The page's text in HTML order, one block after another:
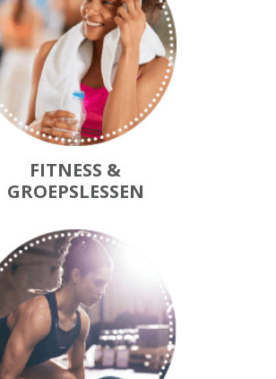
FITNESS &
GROEPSLESSEN